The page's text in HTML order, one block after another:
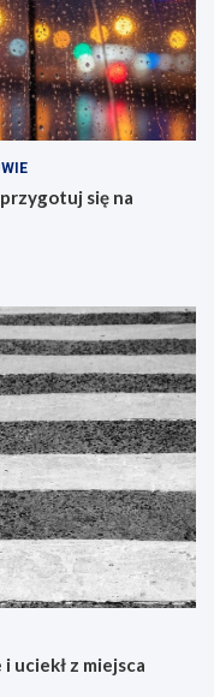
się na
uciekł z miejsca